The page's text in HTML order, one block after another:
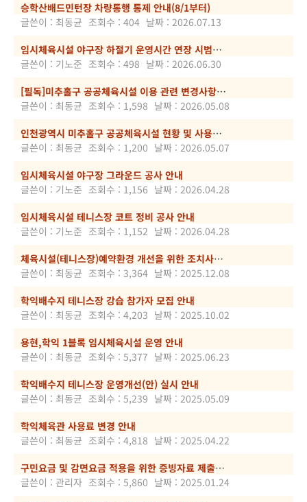
승학산배드민턴장 차량통행 통제 안내(8/1부터)
글쓴이 : 최동균 조회수 : 404 날짜 : 2026.07.13
임시체육시설 야구장 하절기 운영시간 연장 시범운영 안내
글쓴이 : 기노준 조회수 : 498 날짜 : 2026.06.30
[필독]미추홀구 공공체육시설 이용 관련 변경사항 안내
글쓴이 : 최동균 조회수 : 1,598 날짜 : 2026.05.08
인천광역시 미추홀구 공공체육시설 현황 및 사용료 고시 공고
글쓴이 : 최동균 조회수 : 1,200 날짜 : 2026.05.07
임시체육시설 야구장 그라운드 공사 안내
글쓴이 : 기노준 조회수 : 1,156 날짜 : 2026.04.28
임시체육시설 테니스장 코트 정비 공사 안내
글쓴이 : 기노준 조회수 : 1,152 날짜 : 2026.04.28
체육시설(테니스장)예약환경 개선을 위한 조치사항 안내
글쓴이 : 최동균 조회수 : 3,364 날짜 : 2025.12.08
학익배수지 테니스장 강습 참가자 모집 안내
글쓴이 : 최동균 조회수 : 4,203 날짜 : 2025.10.02
용현,학익 1블록 임시체육시설 운영 안내
글쓴이 : 최동균 조회수 : 5,377 날짜 : 2025.06.23
학익배수지 테니스장 운영개선(안) 실시 안내
글쓴이 : 최동균 조회수 : 5,239 날짜 : 2025.05.09
학익체육관 사용료 변경 안내
글쓴이 : 최동균 조회수 : 4,818 날짜 : 2025.04.22
구민요금 및 감면요금 적용을 위한 증빙자료 제출 시 주의사항(필독)
글쓴이 : 관리자 조회수 : 5,860 날짜 : 2025.01.24